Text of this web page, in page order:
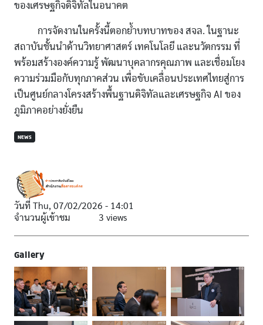
ของเศรษฐกิจดิจิทัลในอนาคต
การจัดงานในครั้งนี้ตอกย้ำบทบาทของ สจล. ในฐานะ
สถาบันชั้นนำด้านวิทยาศาสตร์ เทคโนโลยี และนวัตกรรม ที่
พร้อมสร้างองค์ความรู้ พัฒนาบุคลากรคุณภาพ และเชื่อมโยง
ความร่วมมือกับทุกภาคส่วน เพื่อขับเคลื่อนประเทศไทยสู่การ
เป็นศูนย์กลางโครงสร้างพื้นฐานดิจิทัลและเศรษฐกิจ AI ของ
ภูมิภาคอย่างยั่งยืน
NEWS
วันที่ Thu, 07/02/2026 - 14:01
จำนวนผู้เข้าชม
3 views
Gallery